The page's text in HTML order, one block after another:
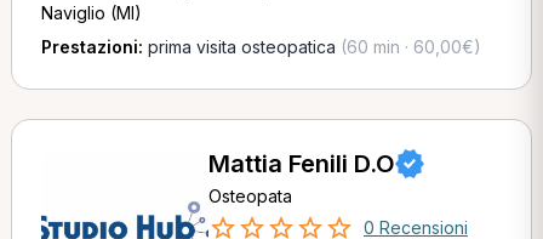
Naviglio (MI)
Prestazioni: prima visita osteopatica (60 min · 60,00€)
Mattia Fenili D.O
Osteopata
0 Recensioni